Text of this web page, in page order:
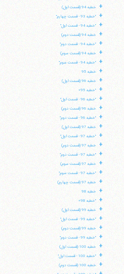
+ خطبه 94 (قسمت اول)
+ "خطبه 93 - قسمت چهارم"
+ "خطبه 94 - قسمت اول"
+ خطبه 94 (قسمت دوم)
+ "خطبه 94 - قسمت دوم"
+ خطبه 94 (قسمت سوم)
+ "خطبه 94 - قسمت سوم"
+ خطبه 95
+ خطبه 96 (قسمت اول)
+ "خطبه 95»
+ "خطبه 96 - قسمت اول"
+ خطبه 96 (قسمت دوم)
+ "خطبه 96 - قسمت دوم"
+ خطبه 97 (قسمت اول)
+ "خطبه 97 - قسمت اول"
+ خطبه 97 (قسمت دوم)
+ "خطبه 97 - قسمت دوم"
+ خطبه 97 (قسمت سوم)
+ "خطبه 97 - قسمت سوم"
+ خطبه 97 (قسمت چهارم)
+ خطبه 98
+ "خطبه 98»
+ خطبه 99 (قسمت اول)
+ "خطبه 99 - قسمت اول"
+ خطبه 99 (قسمت دوم)
+ "خطبه 99 - قسمت دوم"
+ خطبه 100 (قسمت اول)
+ "خطبه 100 - قسمت اول"
+ خطبه 100 (قسمت دوم)